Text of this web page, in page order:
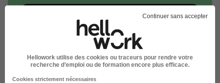
Rendre mon CV visible
L'emploi chez DMF par Ville
Continuer sans accepter
Hellowork utilise des cookies ou traceurs pour rendre votre
recherche d’emploi ou de formation encore plus efficace.
Cookies strictement nécessaires